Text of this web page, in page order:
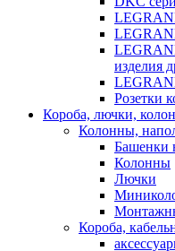
изделия
Розетки
Короба, лючки,
Колонны,
Башенки
Колонны
Лючки
Короба,